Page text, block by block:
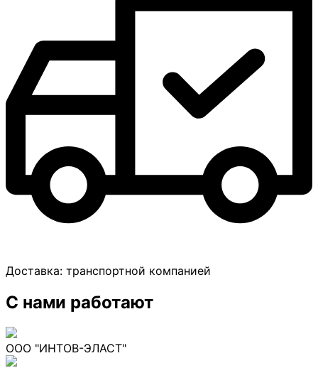
Доставка: транспортной компанией
С нами работают
ООО "ИНТОВ-ЭЛАСТ"